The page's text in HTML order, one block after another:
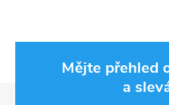
Mějte přehled
a